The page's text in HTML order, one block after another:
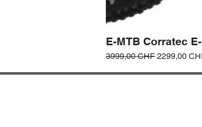
E-MTB Corratec
Prezzo regolare
3999,00 CHF Prezzo
2299,00